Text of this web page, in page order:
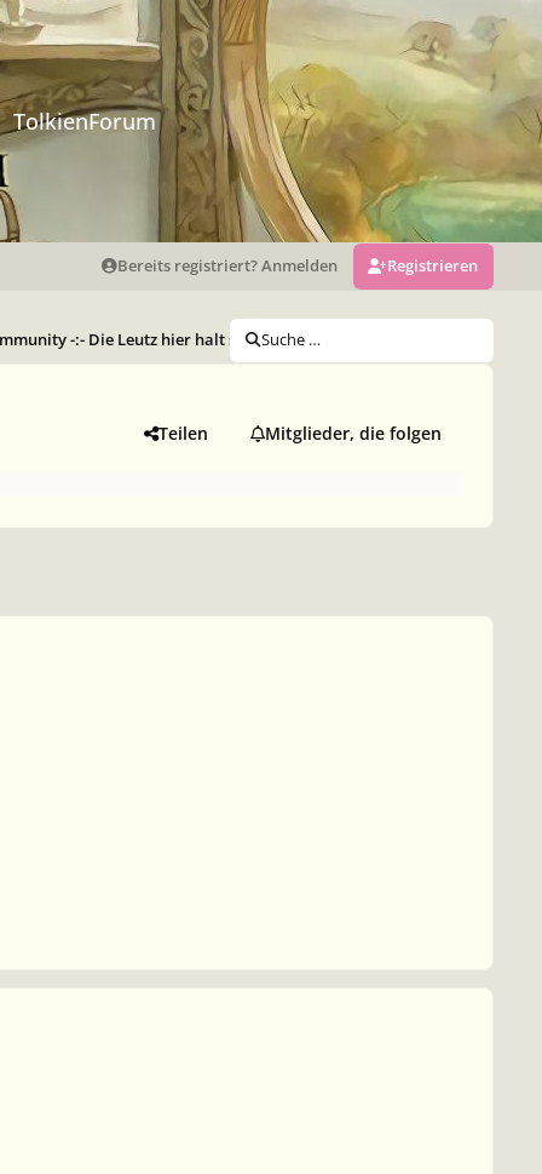
TolkienForum
Bereits registriert? Anmelden Registrieren
-:- Die Leutz hier halt so (Archiv)
Suche …
Teilen Mitglieder, die folgen